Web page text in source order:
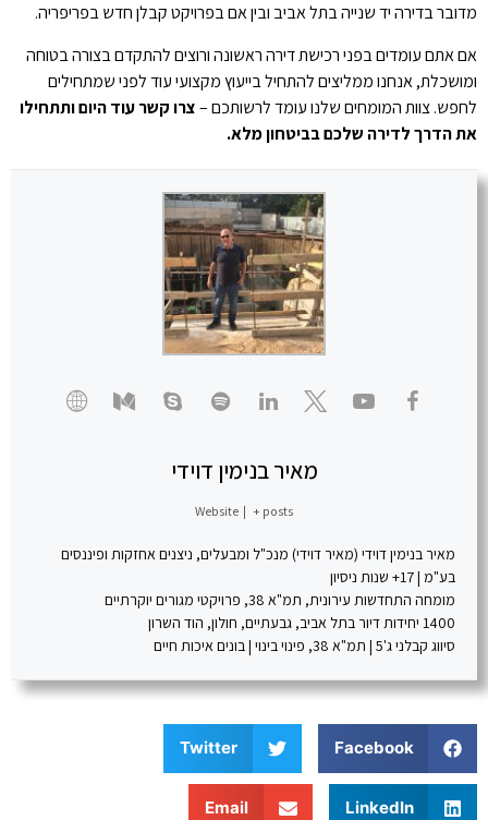
מדובר בדירה יד שנייה בתל אביב ובין אם בפרויקט קבלן חדש בפריפריה.
אם אתם עומדים בפני רכישת דירה ראשונה ורוצים להתקדם בצורה בטוחה
ומושכלת, אנחנו ממליצים להתחיל בייעוץ מקצועי עוד לפני שמתחילים
לחפש. צוות המומחים שלנו עומד לרשותכם –צרו קשר עוד היום ותתחילו
את הדרך לדירה שלכם בביטחון מלא.
מאיר בנימין דוידי
Website | + posts
מאיר בנימין דוידי (מאיר דוידי) מנכ"ל ומבעלים, ניצנים אחזקות ופיננסים
בע"מ | 17+ שנות ניסיון
מומחה התחדשות עירונית, תמ"א 38, פרויקטי מגורים יוקרתיים
1400 יחידות דיור בתל אביב, גבעתיים, חולון, הוד השרון
סיווג קבלני ג'5 | תמ"א 38, פינוי בינוי | בונים איכות חיים
Facebook
Twitter
LinkedIn
Email